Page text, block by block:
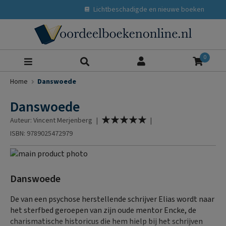
Lichtbeschadigde en nieuwe boeken
0
Home Danswoede
Danswoede
Auteur: Vincent Merjenberg | Waardering:
|
ISBN: 9789025472979
Ga
het
van
de
afbeeldingen-
naar
begin
van
de
Danswoede
De van een psychose herstellende schrijver Elias wordt naar
het sterfbed geroepen van zijn oude mentor Encke, de
charismatische historicus die hem hielp bij het schrijven